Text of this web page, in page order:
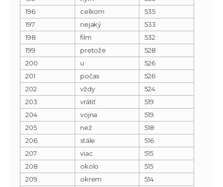
196
celkom
535
197
nejaký
533
198
film
532
199
pretože
528
200
u
526
201
počas
526
202
vždy
524
203
vrátiť
519
204
vojna
519
205
než
518
206
stále
516
207
viac
515
208
okolo
515
209
okrem
514